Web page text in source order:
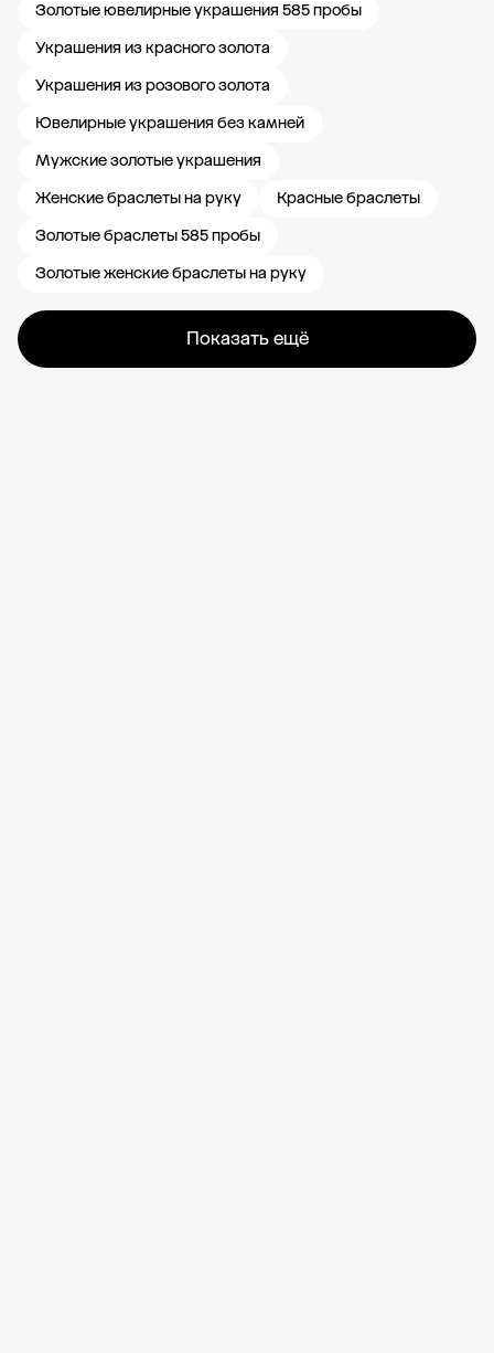
Золотые ювелирные украшения 585 пробы
Украшения из красного золота
Украшения из розового золота
Ювелирные украшения без камней
Мужские золотые украшения
Женские браслеты на руку
Красные браслеты
Золотые браслеты 585 пробы
Золотые женские браслеты на руку
Показать ещё